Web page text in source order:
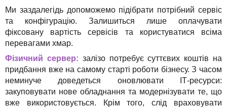
Ми заздалегідь допоможемо підібрати потрібний сервіс
та конфігурацію. Залишиться лише оплачувати
фіксовану вартість сервісів та користуватися всіма
перевагами хмар.
Фізичний сервер: залізо потребує суттєвих коштів на
придбання вже на самому старті роботи бізнесу. З часом
неминуче доведеться оновлювати ІТ-ресурси:
закуповувати нове обладнання та модернізувати те, що
вже використовується. Крім того, слід враховувати